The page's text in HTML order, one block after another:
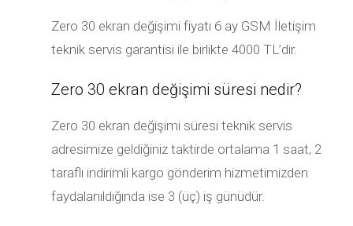
Zero 30 ekran değişimi fiyatı 6 ay GSM İletişim
teknik servis garantisi ile birlikte 4000 TL’dir.
Zero 30 ekran değişimi süresi nedir?
Zero 30 ekran değişimi süresi teknik servis
adresimize geldiğiniz taktirde ortalama 1 saat, 2
taraflı indirimli kargo gönderim hizmetimizden
faydalanıldığında ise 3 (üç) iş günüdür.